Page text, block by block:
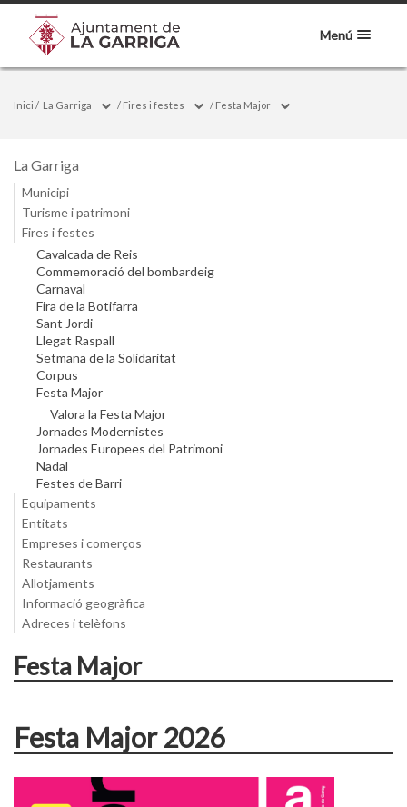
Menú
Inici / La Garriga / Fires i festes / Festa Major
La Garriga
Municipi
Turisme i patrimoni
Fires i festes
Cavalcada de Reis
Commemoració del bombardeig
Carnaval
Fira de la Botifarra
Sant Jordi
Llegat Raspall
Setmana de la Solidaritat
Corpus
Festa Major
Valora la Festa Major
Jornades Modernistes
Jornades Europees del Patrimoni
Nadal
Festes de Barri
Equipaments
Entitats
Empreses i comerços
Restaurants
Allotjaments
Informació geogràfica
Adreces i telèfons
Festa Major
Festa Major 2026